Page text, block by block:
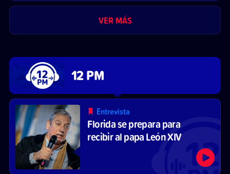
VER MÁS
12 PM
Entrevista
Florida se prepara para
recibir al papa León XIV